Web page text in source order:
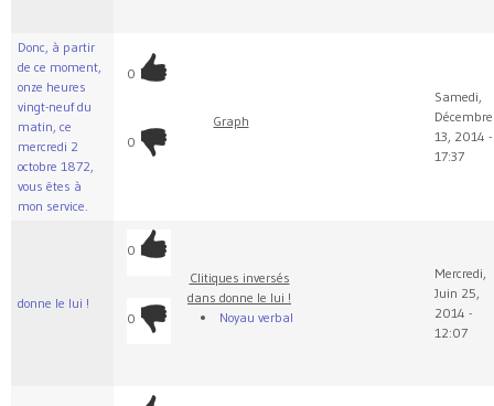
Donc, à partir
de ce moment,
onze heures
vingt-neuf du
matin, ce
mercredi 2
octobre 1872,
vous êtes à
mon service.
0
0
Graph
Samedi,
Décembre
13, 2014 -
17:37
donne le lui !
0
0
Clitiques inversés
dans donne le lui !
Noyau verbal
Mercredi,
Juin 25,
2014 -
12:07